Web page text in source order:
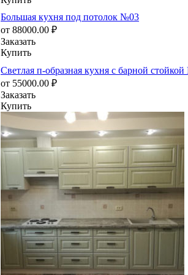
Большая кухня под потолок №03
от 88000.00 ₽
Заказать
Купить
Светлая п-образная кухня с барной
от 55000.00 ₽
Заказать
Купить